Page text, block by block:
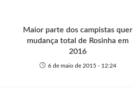
Maior parte dos campistas quer
mudança total de Rosinha em
2016
6 de maio de 2015 - 12:24